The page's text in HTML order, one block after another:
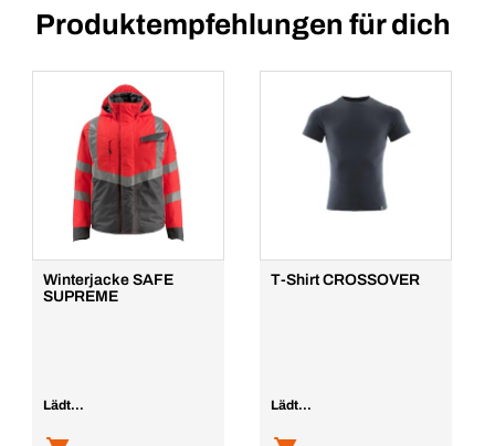
Produktempfehlungen für dich
Winterjacke SAFE
SUPREME
Lädt...
T-Shirt CROSSOVER
Lädt...